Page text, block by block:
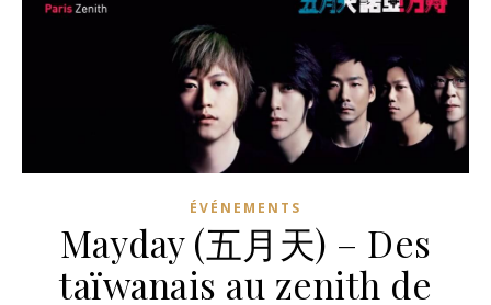
ÉVÉNEMENTS
Mayday (五月天) – Des
taïwanais au zenith de